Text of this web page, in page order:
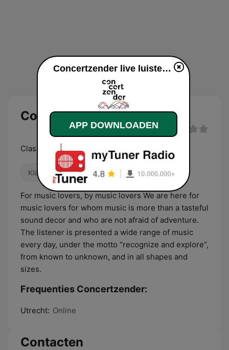
Concertzender
Classical, Jazz, World & Beyond
Klassiek Jazz Wereldmuziek
For music lovers, by music lovers We are here for
music lovers for whom music is more than a tasteful
sound decor and who are not afraid of adventure.
The listener is presented a wide range of music
every day, under the motto “recognize and explore”,
from known to unknown, and in all shapes and
sizes.
Frequenties Concertzender:
Utrecht: Online
Contacten
Concertzender live luisteren
APP DOWNLOADEN